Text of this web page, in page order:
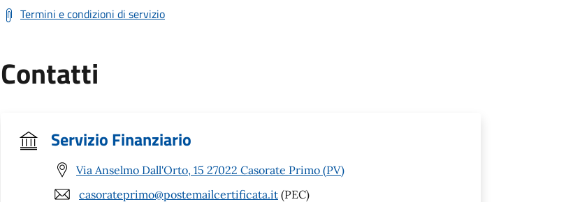
Termini e condizioni di servizio
Contatti
Servizio Finanziario
Via Anselmo Dall'Orto, 15 27022 Casorate Primo (PV)
casorateprimo@postemailcertificata.it (PEC)